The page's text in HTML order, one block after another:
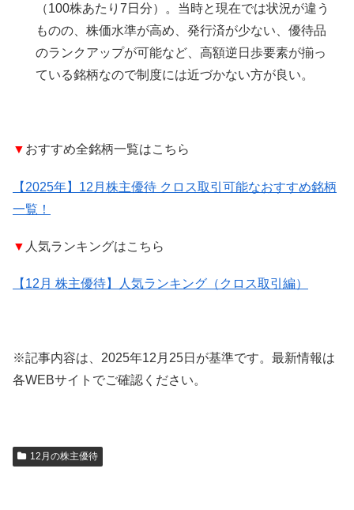
（100株あたり7日分）。当時と現在では状況が違う
ものの、株価水準が高め、発行済が少ない、優待品
のランクアップが可能など、高額逆日歩要素が揃っ
ている銘柄なので制度には近づかない方が良い。
▼ おすすめ全銘柄一覧はこちら
【2025年】12月株主優待 クロス取引可能なおすすめ銘柄
一覧！
▼ 人気ランキングはこちら
【12月 株主優待】人気ランキング（クロス取引編）
※記事内容は、2025年12月25日が基準です。最新情報は
各WEBサイトでご確認ください。
12月の株主優待